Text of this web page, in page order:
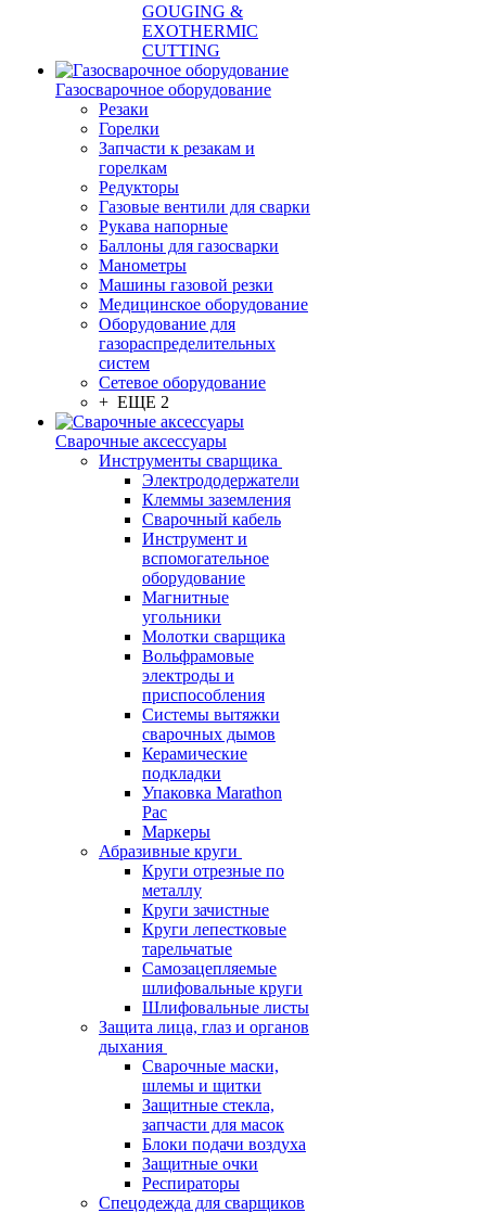
GOUGING &
EXOTHERMIC
CUTTING
Газосварочное оборудование
Резаки
Горелки
Запчасти к резакам и
горелкам
Редукторы
Газовые вентили для сварки
Рукава напорные
Баллоны для газосварки
Манометры
Машины газовой резки
Медицинское оборудование
Оборудование для
газораспределительных
систем
Сетевое оборудование
+ ЕЩЕ 2
Сварочные аксессуары
Инструменты сварщика
Электрододержатели
Клеммы заземления
Сварочный кабель
Инструмент и
вспомогательное
оборудование
Магнитные
угольники
Молотки сварщика
Вольфрамовые
электроды и
приспособления
Системы вытяжки
сварочных дымов
Керамические
подкладки
Упаковка Marathon
Pac
Маркеры
Абразивные круги
Круги отрезные по
металлу
Круги зачистные
Круги лепестковые
тарельчатые
Самозацепляемые
шлифовальные круги
Шлифовальные листы
Защита лица, глаз и органов
дыхания
Сварочные маски,
шлемы и щитки
Защитные стекла,
запчасти для масок
Блоки подачи воздуха
Защитные очки
Респираторы
Спецодежда для сварщиков